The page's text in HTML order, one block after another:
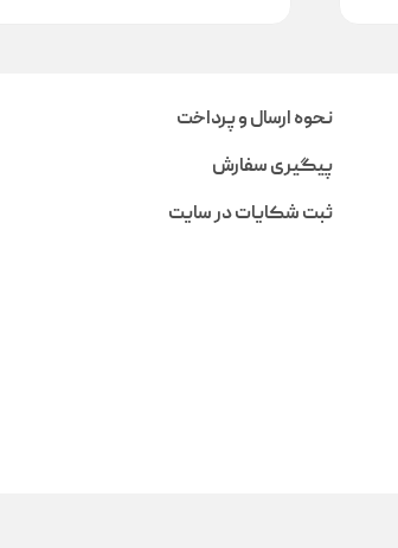
نحوه ارسال و پرداخت
پیگیری سفارش
ثبت شکایات در سایت